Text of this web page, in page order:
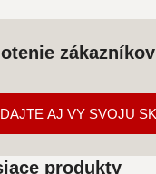
zákazníkov
AJ VY SVOJU
produkty